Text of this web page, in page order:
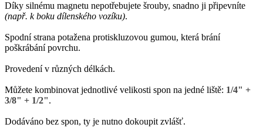
Díky silnému magnetu nepotřebujete šrouby, snadno ji připevníte
(např. k boku dílenského vozíku).
Spodní strana potažena protiskluzovou gumou, která brání
poškrábání povrchu.
Provedení v různých délkách.
Můžete kombinovat jednotlivé velikosti spon na jedné liště: 1/4" +
3/8" + 1/2".
Dodáváno bez spon, ty je nutno dokoupit zvlášť.